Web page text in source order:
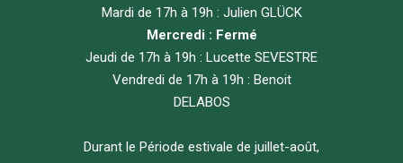
Mardi de 17h à 19h : Julien GLÜCK
Mercredi : Fermé
Jeudi de 17h à 19h : Lucette SEVESTRE
Vendredi de 17h à 19h : Benoit
DELABOS
Durant le Période estivale de juillet-août,